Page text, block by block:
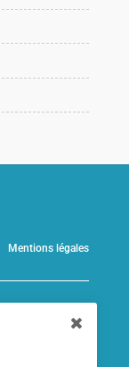
Mentions légales